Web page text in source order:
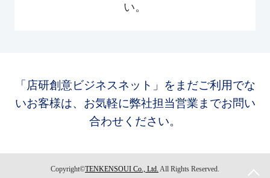
い。
「店研創意ビジネスネット」をまだご利用でな
いお客様は、お気軽に弊社担当営業までお問い
合わせください。
Copyright©TENKENSOUI Co., Ltd. All Rights Reserved.